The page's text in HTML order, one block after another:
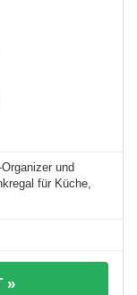
und
für Küche,
»